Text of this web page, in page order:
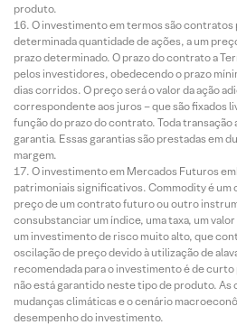
produto.
O investimento em termos são contratos
determinada quantidade de ações, a um
prazo determinado. O prazo do contrato a
pelos investidores, obedecendo o prazo
dias corridos. O preço será o valor da ação
correspondente aos juros – que são fixados
função do prazo do contrato. Toda
garantia. Essas garantias são prestadas em
margem.
O investimento em Mercados Futuros
patrimoniais significativos. Commodity é
preço de um contrato futuro ou outro
consubstanciar um índice, uma taxa, um
um investimento de risco muito alto, que
oscilação de preço devido à utilização de
recomendada para o investimento é de
não está garantido neste tipo de produto. As
mudanças climáticas e o cenário
desempenho do investimento.